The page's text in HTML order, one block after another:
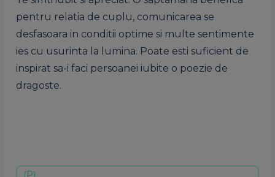
pentru relatia de cuplu, comunicarea se
desfasoara in conditii optime si multe sentimente
ies cu usurinta la lumina. Poate esti suficient de
inspirat sa-i faci persoanei iubite o poezie de
dragoste.